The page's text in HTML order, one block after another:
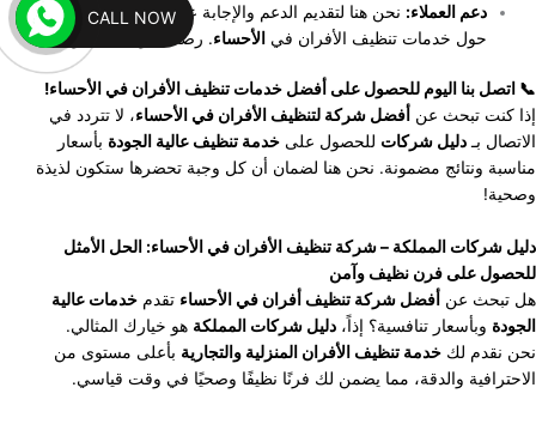
دعم العملاء: نحن هنا لتقديم الدعم والإجابة على جميع استفساراتك
حول خدمات تنظيف الأفران في الأحساء. رضاك هو هدفنا الأول.
📞 اتصل بنا اليوم للحصول على أفضل خدمات تنظيف الأفران في الأحساء!
إذا كنت تبحث عن أفضل شركة لتنظيف الأفران في الأحساء، لا تتردد في
الاتصال بـدليل شركات للحصول على خدمة تنظيف عالية الجودة بأسعار
مناسبة ونتائج مضمونة. نحن هنا لضمان أن كل وجبة تحضرها ستكون لذيذة
وصحية!
دليل شركات المملكة – شركة تنظيف الأفران في الأحساء: الحل الأمثل
للحصول على فرن نظيف وآمن
هل تبحث عن أفضل شركة تنظيف أفران في الأحساء تقدم خدمات عالية
الجودة وبأسعار تنافسية؟ إذاً، دليل شركات المملكة هو خيارك المثالي.
نحن نقدم لك خدمة تنظيف الأفران المنزلية والتجارية بأعلى مستوى من
الاحترافية والدقة، مما يضمن لك فرنًا نظيفًا وصحيًا في وقت قياسي.
CALL NOW